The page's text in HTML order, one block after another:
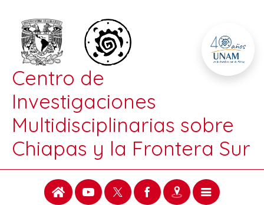
Centro de
Investigaciones
Multidisciplinarias sobre
Chiapas y la Frontera Sur